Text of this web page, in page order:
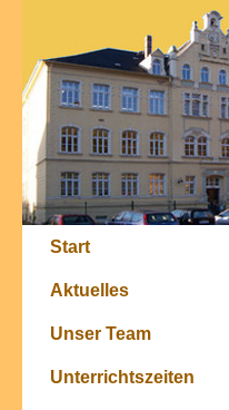
Start
Aktuelles
Unser Team
Unterrichtszeiten